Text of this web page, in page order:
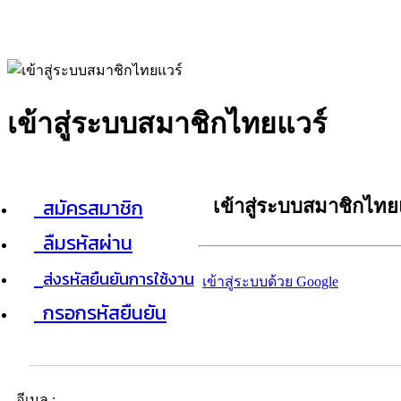
เข้าสู่ระบบสมาชิกไทยแวร์
สมัครสมาชิก
ลืมรหัสผ่าน
ส่งรหัสยืนยันการใช้งาน
กรอกรหัสยืนยัน
เข้าสู่ระบบสมาชิกไท
เข้าสู่ระบบด้วย Google